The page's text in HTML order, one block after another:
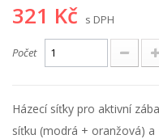
321 Kč s DPH
Počet
Házecí síťky pro aktivní
síťku (modrá + oranžová)